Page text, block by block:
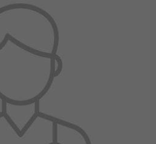
Especializado (UCI)